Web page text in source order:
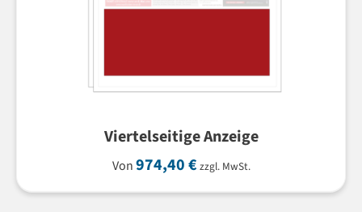
Viertelseitige Anzeige
Von974,40€ zzgl. MwSt.